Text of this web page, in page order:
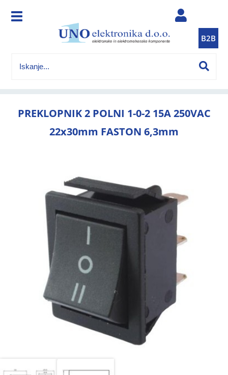
B2B
PREKLOPNIK 2 POLNI 1-0-2 15A 250VAC
22x30mm FASTON 6,3mm